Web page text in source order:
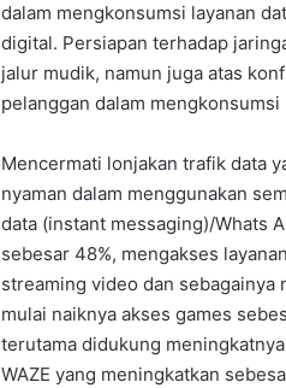
dalam mengkonsumsi layanan
digital. Persiapan terhadap
jalur mudik, namun juga atas
pelanggan dalam mengkonsumsi
Mencermati lonjakan trafik data
nyaman dalam menggunakan
data (instant messaging)/Whats
sebesar 48%, mengakses
streaming video dan sebagainya
mulai naiknya akses games
terutama didukung
WAZE yang meningkatkan